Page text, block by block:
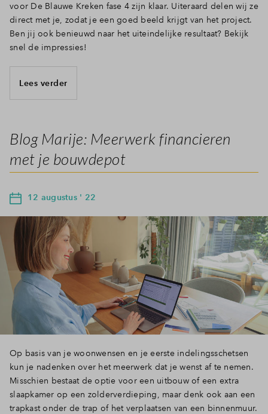
Inloggen
voor De Blauwe Kreken fase 4 zijn klaar. Uiteraard delen wij ze
direct met je, zodat je een goed beeld krijgt van het project.
Ben jij ook benieuwd naar het uiteindelijke resultaat? Bekijk
snel de impressies!
Lees verder
Blog Marije: Meerwerk financieren
met je bouwdepot
12 augustus ' 22
Op basis van je woonwensen en je eerste indelingsschetsen
kun je nadenken over het meerwerk dat je wenst af te nemen.
Misschien bestaat de optie voor een uitbouw of een extra
slaapkamer op een zolderverdieping, maar denk ook aan een
trapkast onder de trap of het verplaatsen van een binnenmuur.